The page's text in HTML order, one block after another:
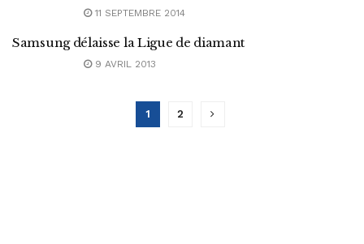
11 SEPTEMBRE 2014
Samsung délaisse la Ligue de diamant
9 AVRIL 2013
1 2